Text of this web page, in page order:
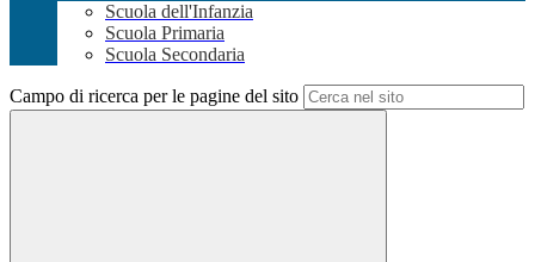
Scuola dell'Infanzia
Scuola Primaria
Scuola Secondaria
Campo di ricerca per le pagine del sito